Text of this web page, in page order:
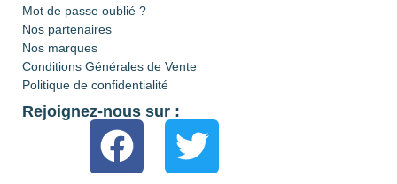
Mot de passe oublié ?
Nos partenaires
Nos marques
Conditions Générales de Vente
Politique de confidentialité
Rejoignez-nous sur :